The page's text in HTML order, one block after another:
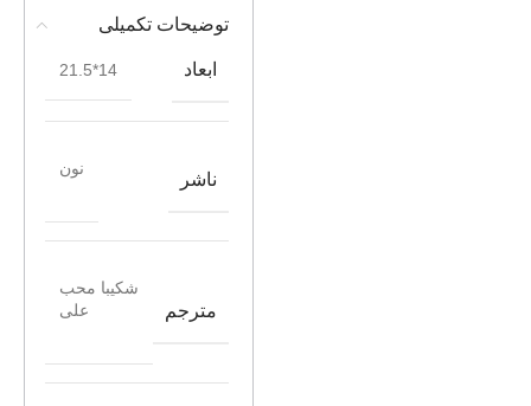
توضیحات تکمیلی
ابعاد 14*21.5
ناشر
نون
مترجم
شکیبا محب
علی